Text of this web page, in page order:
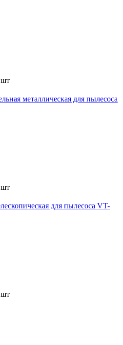
шт
металлическая для пылесоса
шт
для пылесоса VT-
шт